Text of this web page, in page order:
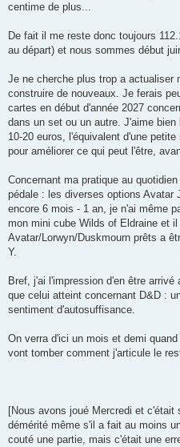
centime de plus...
De fait il me reste donc toujours
au départ) et nous sommes début
Je ne cherche plus trop a actualiser
construire de nouveaux. Je ferais
cartes en début d'année 2027
dans un set ou un autre. J'aime
10-20 euros, l'équivalent d'une
pour améliorer ce qui peut l'être,
Concernant ma pratique au
pédale : les diverses options Avatar
encore 6 mois - 1 an, je n'ai même
mon mini cube Wilds of Eldraine et
Avatar/Lorwyn/Duskmourn prêts a
Y.
Bref, j'ai l'impression d'en être
que celui atteint concernant D&D :
sentiment d'autosuffisance.
On verra d'ici un mois et demi
vont tomber comment j'articule le
[Nous avons joué Mercredi et c'était
démérité même s'il a fait au moins
couté une partie, mais c'était une